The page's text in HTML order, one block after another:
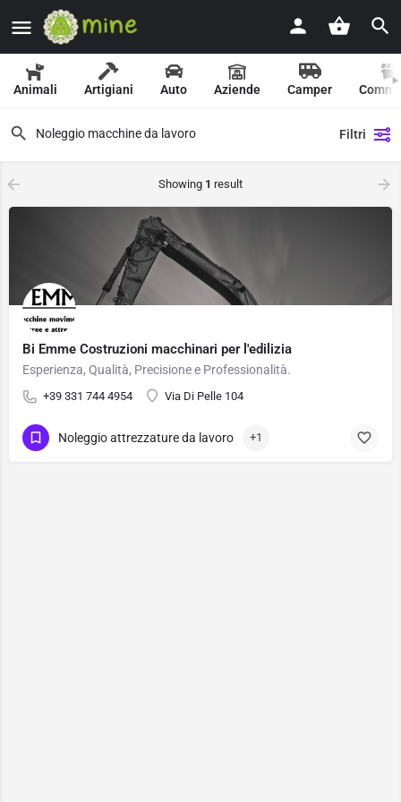
Animali Artigiani Auto Aziende Camper
Filtri
Showing 1 result
Bi Emme Costruzioni macchinari per l'edilizia
Esperienza, Qualità, Precisione e Professionalità.
+39 331 744 4954 Via Di Pelle 104
Noleggio attrezzature da lavoro +1